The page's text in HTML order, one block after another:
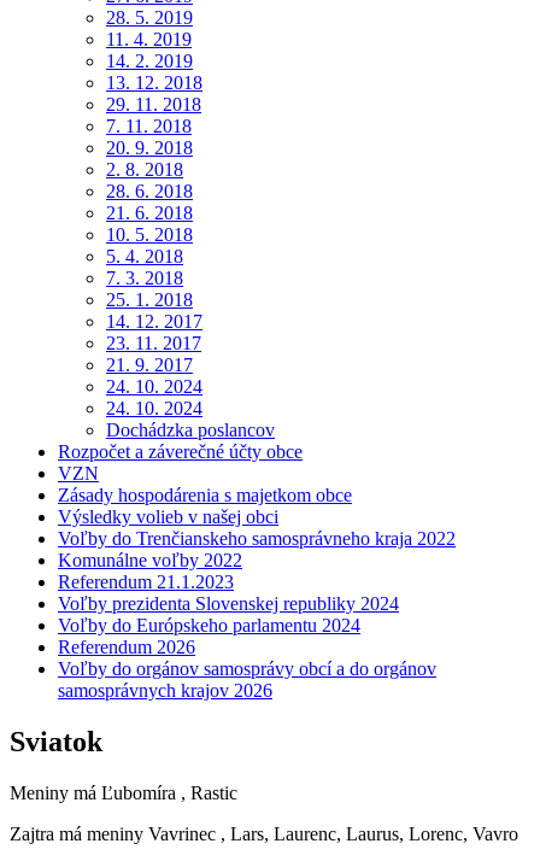
28. 5. 2019
11. 4. 2019
14. 2. 2019
13. 12. 2018
29. 11. 2018
7. 11. 2018
20. 9. 2018
2. 8. 2018
28. 6. 2018
21. 6. 2018
10. 5. 2018
5. 4. 2018
7. 3. 2018
25. 1. 2018
14. 12. 2017
23. 11. 2017
21. 9. 2017
24. 10. 2024
24. 10. 2024
Dochádzka poslancov
Rozpočet a záverečné účty obce
VZN
Zásady hospodárenia s majetkom obce
Výsledky volieb v našej obci
Voľby do Trenčianskeho samosprávneho kraja 2022
Komunálne voľby 2022
Referendum 21.1.2023
Voľby prezidenta Slovenskej republiky 2024
Voľby do Európskeho parlamentu 2024
Referendum 2026
Voľby do orgánov samosprávy obcí a do orgánov
samosprávnych krajov 2026
Sviatok
Meniny má Ľubomíra , Rastic
Zajtra má meniny Vavrinec , Lars, Laurenc, Laurus, Lorenc, Vavro